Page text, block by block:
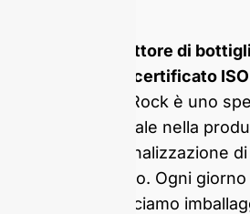
Produttore di
vetro certificato
GlassRock è uno
mondiale nella
personalizzazione
di vetro. Ogni giorno
produciamo